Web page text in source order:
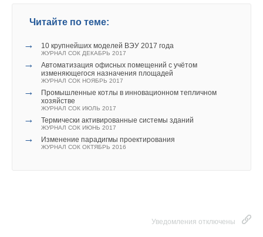
Читайте по теме:
→ 10 крупнейших моделей ВЭУ 2017 года
ЖУРНАЛ СОК ДЕКАБРЬ 2017
→
Автоматизация офисных помещений с учётом
изменяющегося назначения площадей
ЖУРНАЛ СОК НОЯБРЬ 2017
→
Промышленные котлы в инновационном тепличном
хозяйстве
ЖУРНАЛ СОК ИЮЛЬ 2017
→ Термически активированные системы зданий
ЖУРНАЛ СОК ИЮНЬ 2017
→ Изменение парадигмы проектирования
ЖУРНАЛ СОК ОКТЯБРЬ 2016
Уведомления отключены